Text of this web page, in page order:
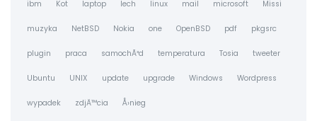
ibm Kot laptop lech linux mail microsoft Missi
muzyka NetBSD Nokia one OpenBSD pdf pkgsrc
plugin praca samochÃ³d temperatura Tosia tweeter
Ubuntu UNIX update upgrade Windows Wordpress
wypadek zdjÄ™cia Å›nieg